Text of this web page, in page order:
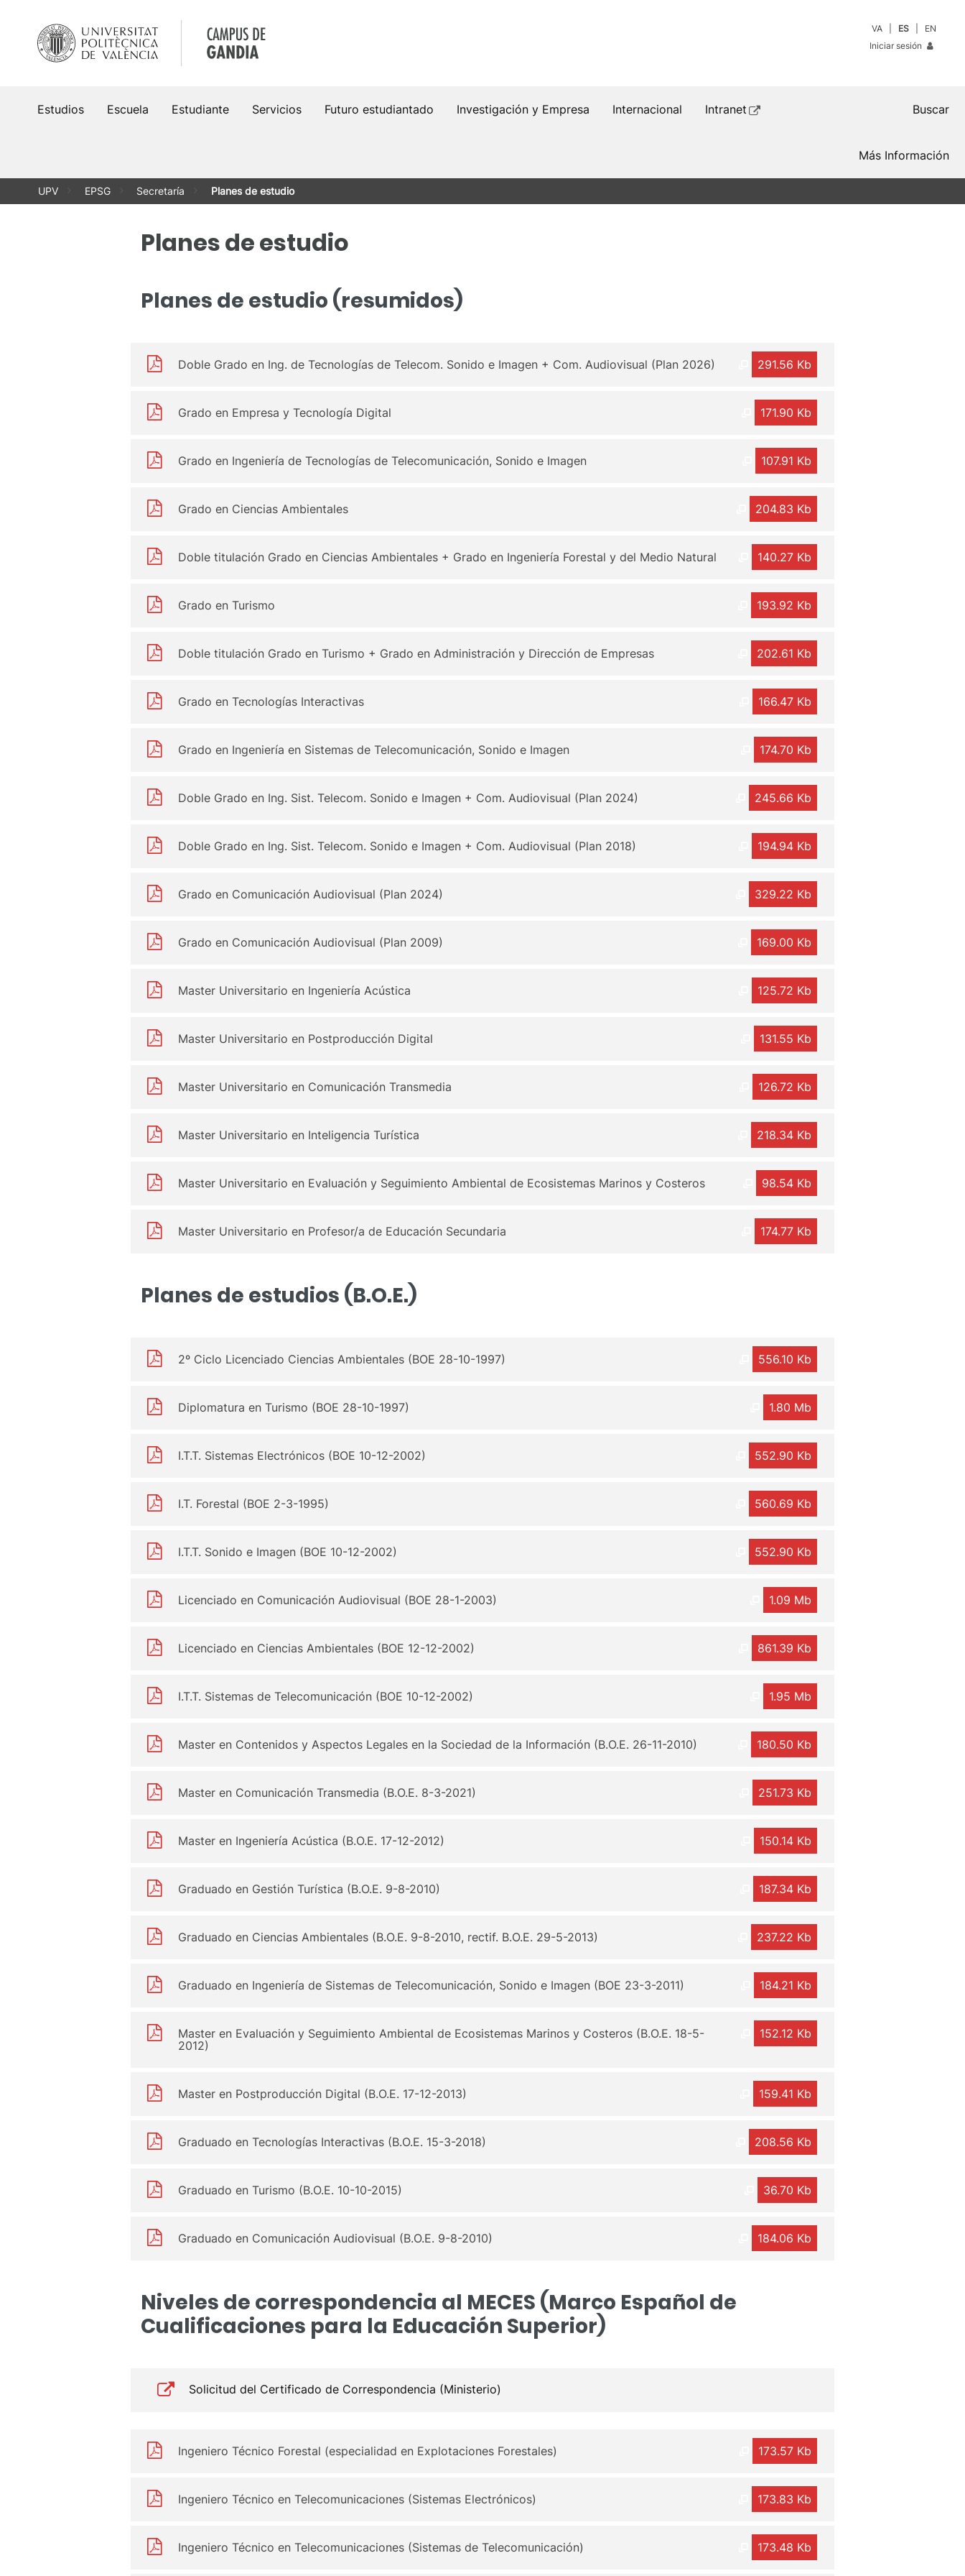
contenido
VA ES
EN
Iniciar sesión
Estudios Escuela Estudiante Servicios Futuro estudiantado Investigación y Empresa Internacional Intranet Buscar
Más Información
UPV EPSG Secretaría Planes de estudio
Planes de estudio
Planes de estudio (resumidos)
291.56 Kb
Doble Grado en Ing. de Tecnologías de Telecom. Sonido e Imagen + Com. Audiovisual (Plan 2026)
171.90 Kb
Grado en Empresa y Tecnología Digital
107.91 Kb
Grado en Ingeniería de Tecnologías de Telecomunicación, Sonido e Imagen
204.83 Kb
Grado en Ciencias Ambientales
140.27 Kb
Doble titulación Grado en Ciencias Ambientales + Grado en Ingeniería Forestal y del Medio Natural
193.92 Kb
Grado en Turismo
202.61 Kb
Doble titulación Grado en Turismo + Grado en Administración y Dirección de Empresas
166.47 Kb
Grado en Tecnologías Interactivas
174.70 Kb
Grado en Ingeniería en Sistemas de Telecomunicación, Sonido e Imagen
245.66 Kb
Doble Grado en Ing. Sist. Telecom. Sonido e Imagen + Com. Audiovisual (Plan 2024)
194.94 Kb
Doble Grado en Ing. Sist. Telecom. Sonido e Imagen + Com. Audiovisual (Plan 2018)
329.22 Kb
Grado en Comunicación Audiovisual (Plan 2024)
169.00 Kb
Grado en Comunicación Audiovisual (Plan 2009)
125.72 Kb
Master Universitario en Ingeniería Acústica
131.55 Kb
Master Universitario en Postproducción Digital
126.72 Kb
Master Universitario en Comunicación Transmedia
218.34 Kb
Master Universitario en Inteligencia Turística
98.54 Kb
Master Universitario en Evaluación y Seguimiento Ambiental de Ecosistemas Marinos y Costeros
174.77 Kb
Master Universitario en Profesor/a de Educación Secundaria
Planes de estudios (B.O.E.)
556.10 Kb
2º Ciclo Licenciado Ciencias Ambientales (BOE 28-10-1997)
1.80 Mb
Diplomatura en Turismo (BOE 28-10-1997)
552.90 Kb
I.T.T. Sistemas Electrónicos (BOE 10-12-2002)
560.69 Kb
I.T. Forestal (BOE 2-3-1995)
552.90 Kb
I.T.T. Sonido e Imagen (BOE 10-12-2002)
1.09 Mb
Licenciado en Comunicación Audiovisual (BOE 28-1-2003)
861.39 Kb
Licenciado en Ciencias Ambientales (BOE 12-12-2002)
1.95 Mb
I.T.T. Sistemas de Telecomunicación (BOE 10-12-2002)
180.50 Kb
Master en Contenidos y Aspectos Legales en la Sociedad de la Información (B.O.E. 26-11-2010)
251.73 Kb
Master en Comunicación Transmedia (B.O.E. 8-3-2021)
150.14 Kb
Master en Ingeniería Acústica (B.O.E. 17-12-2012)
187.34 Kb
Graduado en Gestión Turística (B.O.E. 9-8-2010)
237.22 Kb
Graduado en Ciencias Ambientales (B.O.E. 9-8-2010, rectif. B.O.E. 29-5-2013)
184.21 Kb
Graduado en Ingeniería de Sistemas de Telecomunicación, Sonido e Imagen (BOE 23-3-2011)
152.12 Kb
Master en Evaluación y Seguimiento Ambiental de Ecosistemas Marinos y Costeros (B.O.E. 18-5-
2012)
159.41 Kb
Master en Postproducción Digital (B.O.E. 17-12-2013)
208.56 Kb
Graduado en Tecnologías Interactivas (B.O.E. 15-3-2018)
36.70 Kb
Graduado en Turismo (B.O.E. 10-10-2015)
184.06 Kb
Graduado en Comunicación Audiovisual (B.O.E. 9-8-2010)
Niveles de correspondencia al MECES (Marco Español de
Cualificaciones para la Educación Superior)
Solicitud del Certificado de Correspondencia (Ministerio)
173.57 Kb
Ingeniero Técnico Forestal (especialidad en Explotaciones Forestales)
173.83 Kb
Ingeniero Técnico en Telecomunicaciones (Sistemas Electrónicos)
173.48 Kb
Ingeniero Técnico en Telecomunicaciones (Sistemas de Telecomunicación)